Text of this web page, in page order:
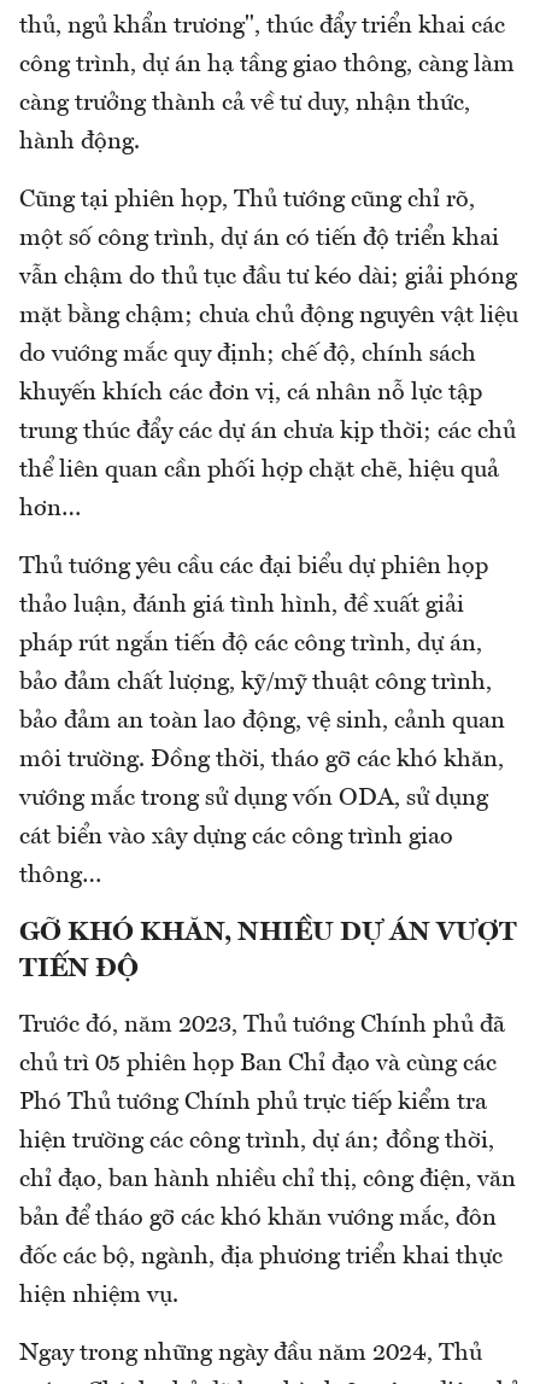
thủ, ngủ khẩn trương", thúc đẩy triển khai các
công trình, dự án hạ tầng giao thông, càng làm
càng trưởng thành cả về tư duy, nhận thức,
hành động.
Cũng tại phiên họp, Thủ tướng cũng chỉ rõ,
một số công trình, dự án có tiến độ triển khai
vẫn chậm do thủ tục đầu tư kéo dài; giải phóng
mặt bằng chậm; chưa chủ động nguyên vật liệu
do vướng mắc quy định; chế độ, chính sách
khuyến khích các đơn vị, cá nhân nỗ lực tập
trung thúc đẩy các dự án chưa kịp thời; các chủ
thể liên quan cần phối hợp chặt chẽ, hiệu quả
hơn…
Thủ tướng yêu cầu các đại biểu dự phiên họp
thảo luận, đánh giá tình hình, đề xuất giải
pháp rút ngắn tiến độ các công trình, dự án,
bảo đảm chất lượng, kỹ/mỹ thuật công trình,
bảo đảm an toàn lao động, vệ sinh, cảnh quan
môi trường. Đồng thời, tháo gỡ các khó khăn,
vướng mắc trong sử dụng vốn ODA, sử dụng
cát biển vào xây dựng các công trình giao
thông…
GỠ KHÓ KHĂN, NHIỀU DỰ ÁN VƯỢT
TIẾN ĐỘ
Trước đó, năm 2023, Thủ tướng Chính phủ đã
chủ trì 05 phiên họp Ban Chỉ đạo và cùng các
Phó Thủ tướng Chính phủ trực tiếp kiểm tra
hiện trường các công trình, dự án; đồng thời,
chỉ đạo, ban hành nhiều chỉ thị, công điện, văn
bản để tháo gỡ các khó khăn vướng mắc, đôn
đốc các bộ, ngành, địa phương triển khai thực
hiện nhiệm vụ.
Ngay trong những ngày đầu năm 2024, Thủ